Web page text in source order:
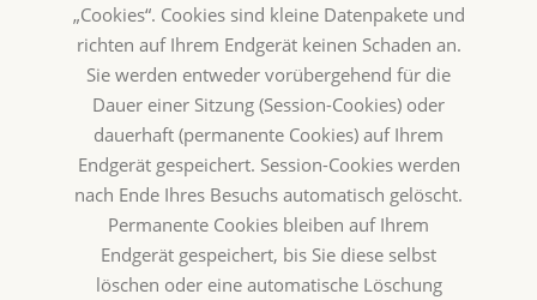
„Cookies“. Cookies sind kleine Datenpakete und
richten auf Ihrem Endgerät keinen Schaden an.
Sie werden entweder vorübergehend für die
Dauer einer Sitzung (Session-Cookies) oder
dauerhaft (permanente Cookies) auf Ihrem
Endgerät gespeichert. Session-Cookies werden
nach Ende Ihres Besuchs automatisch gelöscht.
Permanente Cookies bleiben auf Ihrem
Endgerät gespeichert, bis Sie diese selbst
löschen oder eine automatische Löschung